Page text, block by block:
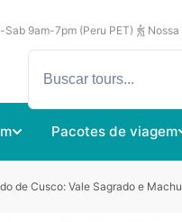
Sab 9am-7pm (Peru PET)
Pacotes de viagem
de Cusco: Vale Sagrado e